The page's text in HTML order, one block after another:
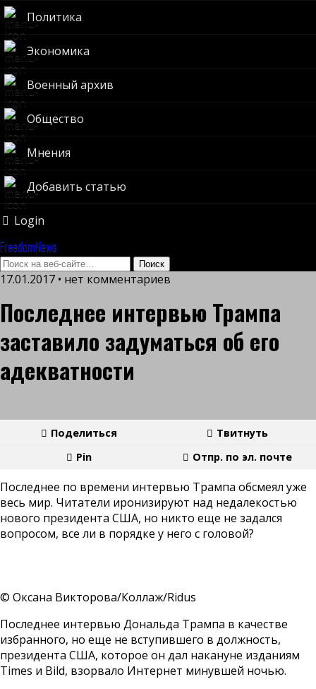
Политика
Экономика
Военный архив
Общество
Мнения
Добавить статью
Login
FreedomNews
17.01.2017 • нет комментариев
Последнее интервью Трампа
заставило задуматься об его
адекватности
Поделиться
Твитнуть
Pin
Отпр. по эл. почте
Последнее по времени интервью Трампа обсмеял уже
весь мир. Читатели иронизируют над недалекостью
нового президента США, но никто еще не задался
вопросом, все ли в порядке у него с головой?
© Оксана Викторова/Коллаж/Ridus
Последнее интервью Дональда Трампа в качестве
избранного, но еще не вступившего в должность,
президента США, которое он дал накануне изданиям
Times и Bild, взорвало Интернет минувшей ночью.